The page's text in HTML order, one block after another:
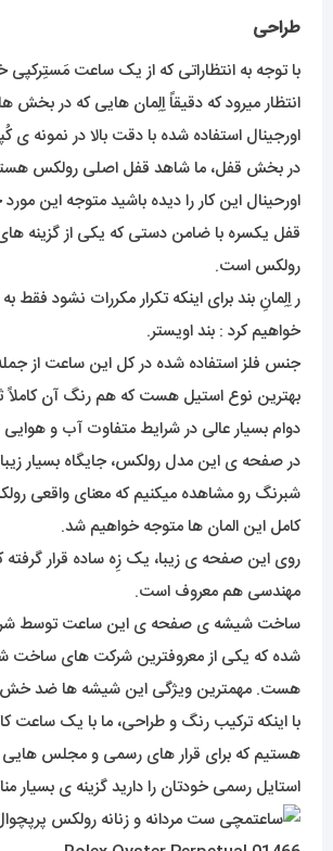
با توجه به انتظاراتی که از یک ساعت مَستِرکپی
انتظار میرود که دقیقاً اِلِمان هایی که در بخش
اورجینال استفاده شده با دقت بالا در نمونه
در بخش قفل، ما شاهد قفل اصلی رولکس
اورحینال این کار را دیده باشید متوجه این
قفل یکسره با ضامن دستی که یکی از گزینه
رولکس است.
ر اِلِمانِ بند برای اینکه تکرار مکررات نشود فقط به
خواهیم کرد : بند اویستر.
جنس فلز استفاده شده در کل این ساعت از جمله
بهترین نوع استیل هست که هم رنگ آن
دوام بسیار عالی در شرایط متفاوت آب و هوایی
در صفحه ی این مدل رولکس، جایگاه بسیار
شبرنگ رو مشاهده میکنیم که معنای واقعی
کامل این المان ها متوجه خواهیم شد.
روی این صفحه ی زیبا، یک زِه ساده قرار گرفته
مهندسی هم معروف است.
ساخت شیشه ی صفحه ی این ساعت توسط شرکت
شده که یکی از معروفترین شرکت های
هست. مهمترین ویژگی این شیشه ها ضد
با اینکه ترکیب رنگ و طراحی، ما با یک ساعت
هستیم که برای قرار های رسمی و مجلس
استایل رسمی خودتان را دارید گزینه ی بسیار